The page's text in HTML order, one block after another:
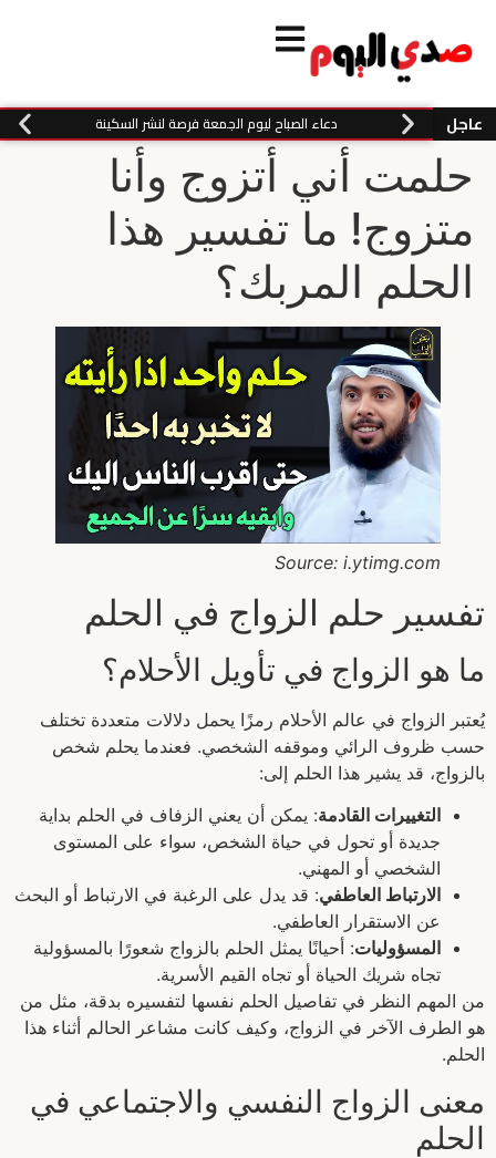
عاجل دعاء الصباح ليوم الجمعة فرصة لنشر السكينة
حلمت أني أتزوج وأنا
متزوج! ما تفسير هذا
الحلم المربك؟
Source: i.ytimg.com
تفسير حلم الزواج في الحلم
ما هو الزواج في تأويل الأحلام؟
يُعتبر الزواج في عالم الأحلام رمزًا يحمل دلالات متعددة تختلف
حسب ظروف الرائي وموقفه الشخصي. فعندما يحلم شخص
بالزواج، قد يشير هذا الحلم إلى:
التغييرات القادمة: يمكن أن يعني الزفاف في الحلم بداية
جديدة أو تحول في حياة الشخص، سواء على المستوى
الشخصي أو المهني.
الارتباط العاطفي: قد يدل على الرغبة في الارتباط أو البحث
عن الاستقرار العاطفي.
المسؤوليات: أحيانًا يمثل الحلم بالزواج شعورًا بالمسؤولية
تجاه شريك الحياة أو تجاه القيم الأسرية.
من المهم النظر في تفاصيل الحلم نفسها لتفسيره بدقة، مثل من
هو الطرف الآخر في الزواج، وكيف كانت مشاعر الحالم أثناء هذا
الحلم.
معنى الزواج النفسي والاجتماعي في
الحلم